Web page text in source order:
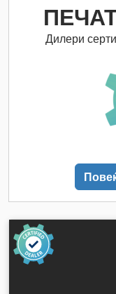
Дилери